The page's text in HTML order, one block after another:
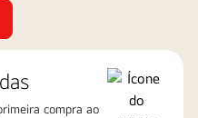
compra ao